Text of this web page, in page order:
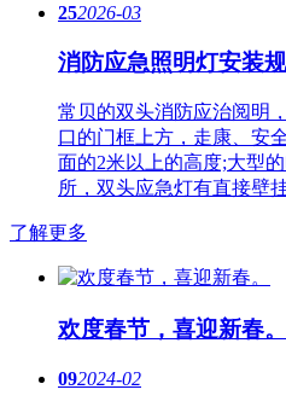
252026-03
消防应急照明灯安装
常贝的双头消防应治阅明
口的门框上方，走康、安
面的2米以上的高度;大型
所，双头应急灯有直接壁
了解更多
欢度春节，喜迎新春。
092024-02